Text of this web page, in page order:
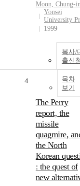
Moon, Chung-
Yonsei
University
1999
복사/
출신
목차
보기
4
The Perry
report, the
missile
quagmire,
the North
Korean
: the quest of
new